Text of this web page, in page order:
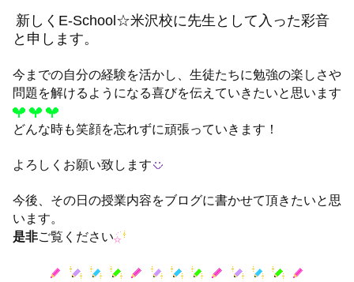
新しくE-School☆米沢校に先生として入った彩音
と申します。
今までの自分の経験を活かし、生徒たちに勉強の楽しさや
問題を解けるようになる喜びを伝えていきたいと思います
どんな時も笑顔を忘れずに頑張っていきます！
よろしくお願い致します
今後、その日の授業内容をブログに書かせて頂きたいと思
います。
是非ご覧ください